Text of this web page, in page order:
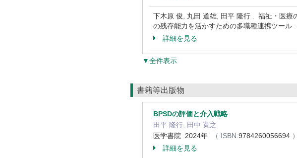
下木原 俊, 丸田 道雄, 田平 隆行 . 福祉・医
の残存能力を活かすための多職種連携ツー
詳細を見る
▼全件表示
書籍等出版物
BPSDの評価と介入戦略
田平 隆行, 田中 寛之
医学書院 2024年
（ ISBN:9784260056694 ）
詳細を見る